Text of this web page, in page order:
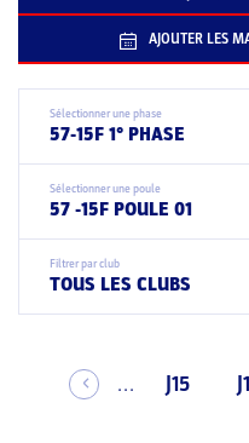
AJOUTER LES
Sélectionner une phase
57-15F 1° PHASE
Sélectionner une poule
57 -15F POULE 01
Filtrer par club
TOUS LES CLUBS
... J15